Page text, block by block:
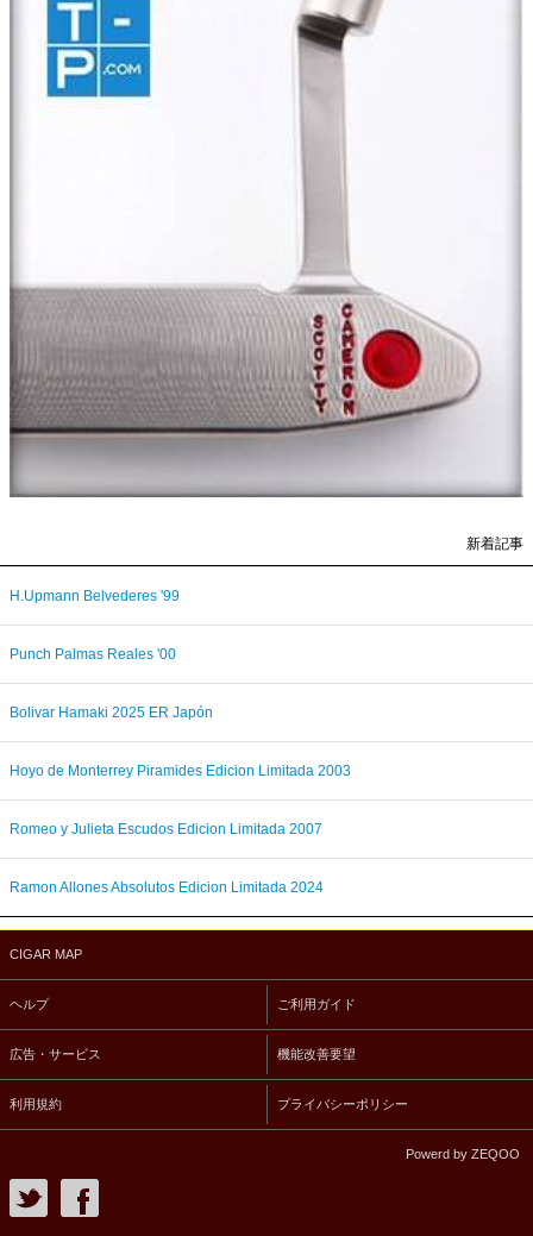
新着記事
H.Upmann Belvederes '99
Punch Palmas Reales '00
Bolivar Hamaki 2025 ER Japón
Hoyo de Monterrey Piramides Edicion Limitada 2003
Romeo y Julieta Escudos Edicion Limitada 2007
Ramon Allones Absolutos Edicion Limitada 2024
CIGAR MAP
ヘルプ ご利用ガイド
広告・サービス 機能改善要望
利用規約 プライバシーポリシー
Powerd by ZEQOO